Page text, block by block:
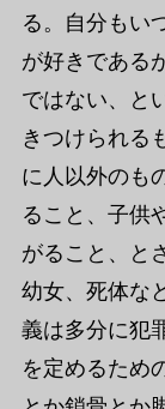
る。自分もい
が好きである
ではない、と
きつけられる
に人以外のも
ること、子供
がること、と
幼女、死体な
義は多分に犯
を定めるため